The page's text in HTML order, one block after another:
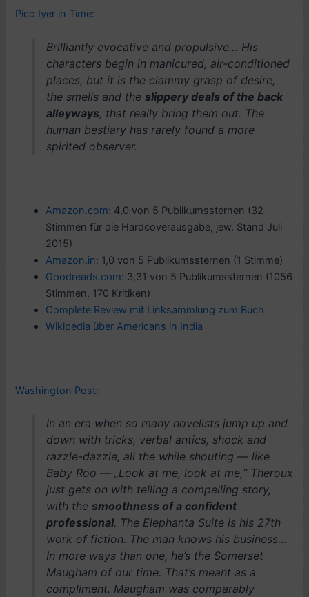
Pico Iyer in Time:
Brilliantly evocative and propulsive… His
characters begin in manicured, air-conditioned
places, but it is the clammy grasp of desire,
the smells and the slippery deals of the back
alleyways, that really bring them out. The
human bestiary has rarely found a more
spirited observer.
Amazon.com: 4,0 von 5 Publikumssternen (32
Stimmen für die Hardcoverausgabe, jew. Stand Juli
2015)
Amazon.in: 1,0 von 5 Publikumssternen (1 Stimme)
Goodreads.com: 3,31 von 5 Publikumssternen (1056
Stimmen, 170 Kritiken)
Complete Review mit Linksammlung zum Buch
Wikipedia über Americans in India
Washington Post:
In an era when so many novelists jump up and
down with tricks, verbal antics, shock and
razzle-dazzle, all the while shouting — like
Baby Roo — „Look at me, look at me,“ Theroux
just gets on with telling a compelling story,
with the smoothness of a confident
professional. The Elephanta Suite is his 27th
work of fiction. The man knows his business…
In more ways than one, he’s the Somerset
Maugham of our time. That’s meant as a
compliment. Maugham was comparably